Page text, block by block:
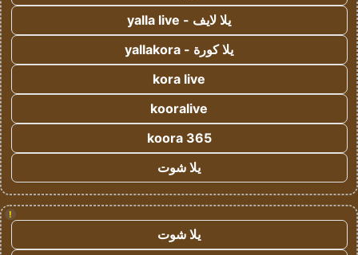
يلا لايف - yalla live
يلا كورة - yallakora
kora live
kooralive
koora 365
يلا شوت
!
يلا شوت